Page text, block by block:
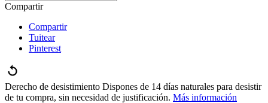
Compartir
Compartir
Tuitear
Pinterest
Derecho de desistimiento Dispones de 14 días naturales para desistir
de tu compra, sin necesidad de justificación. Más información